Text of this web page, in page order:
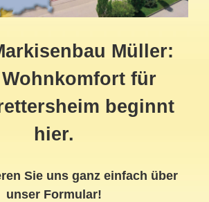
Müller:
für
beginnt
hier.
Sie uns ganz einfach über
unser Formular!